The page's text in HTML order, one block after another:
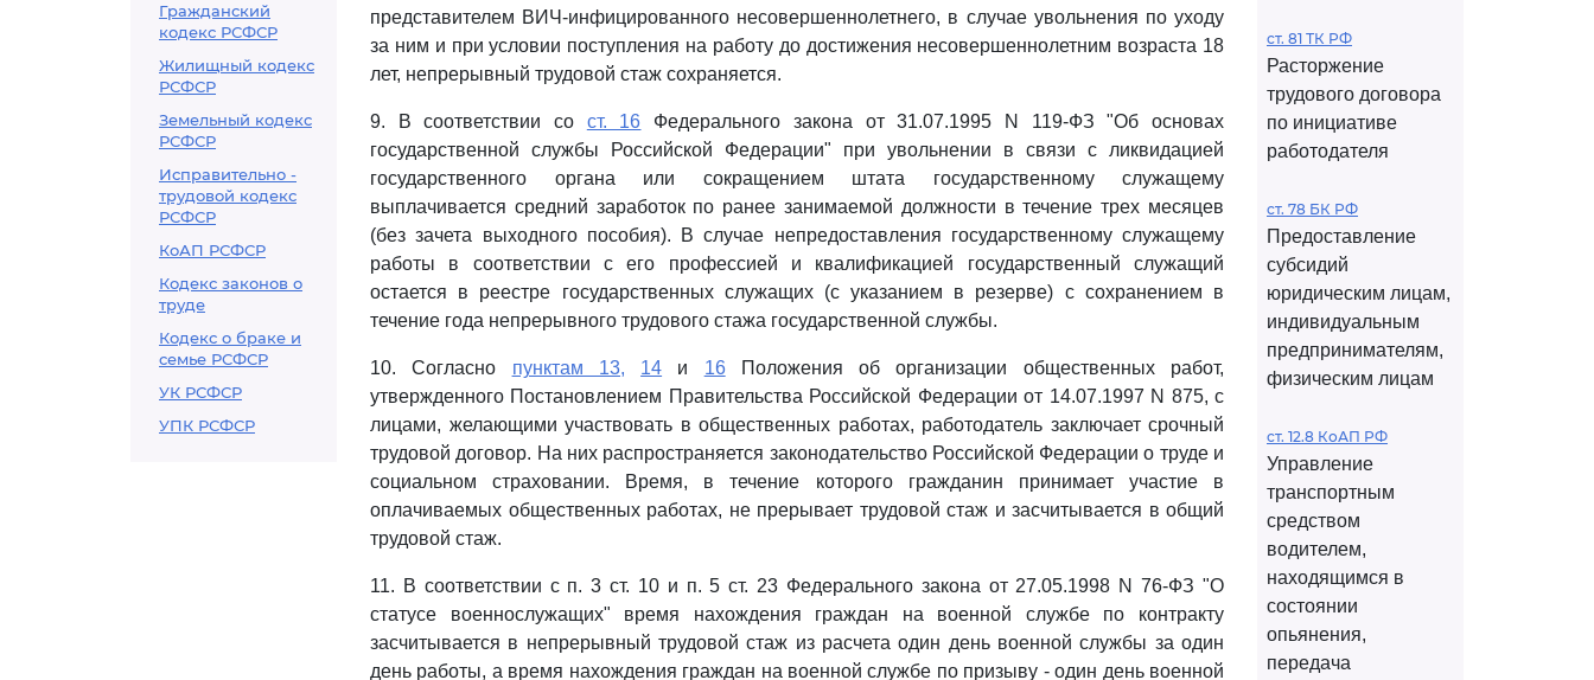
Гражданский
кодекс РСФСР
Жилищный кодекс
РСФСР
Земельный кодекс
РСФСР
Исправительно -
трудовой кодекс
РСФСР
КоАП РСФСР
Кодекс законов о
труде
Кодекс о браке и
семье РСФСР
УК РСФСР
УПК РСФСР
представителем ВИЧ-инфицированного несовершеннолетнего, в случае увольнения по уходу
за ним и при условии поступления на работу до достижения несовершеннолетним возраста 18
лет, непрерывный трудовой стаж сохраняется.
9. В соответствии со ст. 16 Федерального закона от 31.07.1995 N 119-ФЗ "Об основах
государственной службы Российской Федерации" при увольнении в связи с ликвидацией
государственного органа или сокращением штата государственному служащему
выплачивается средний заработок по ранее занимаемой должности в течение трех месяцев
(без зачета выходного пособия). В случае непредоставления государственному служащему
работы в соответствии с его профессией и квалификацией государственный служащий
остается в реестре государственных служащих (с указанием в резерве) с сохранением в
течение года непрерывного трудового стажа государственной службы.
10. Согласно пунктам 13, 14 и 16Положения об организации общественных работ,
утвержденного Постановлением Правительства Российской Федерации от 14.07.1997 N 875, с
лицами, желающими участвовать в общественных работах, работодатель заключает срочный
трудовой договор. На них распространяется законодательство Российской Федерации о труде и
социальном страховании. Время, в течение которого гражданин принимает участие в
оплачиваемых общественных работах, не прерывает трудовой стаж и засчитывается в общий
трудовой стаж.
11. В соответствии с п. 3 ст. 10 и п. 5 ст. 23 Федерального закона от 27.05.1998 N 76-ФЗ "О
статусе военнослужащих" время нахождения граждан на военной службе по контракту
засчитывается в непрерывный трудовой стаж из расчета один день военной службы за один
день работы, а время нахождения граждан на военной службе по призыву - один день военной
ст. 81 ТК РФ
Расторжение
трудового договора
по инициативе
работодателя
ст. 78 БК РФ
Предоставление
субсидий
юридическим лицам,
индивидуальным
предпринимателям,
физическим лицам
ст. 12.8 КоАП РФ
Управление
транспортным
средством
водителем,
находящимся в
состоянии
опьянения,
передача